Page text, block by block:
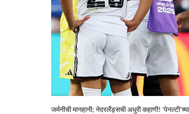
जर्मनीची मानहानी; नेदरलँड्सची अधुरी कहाणी!